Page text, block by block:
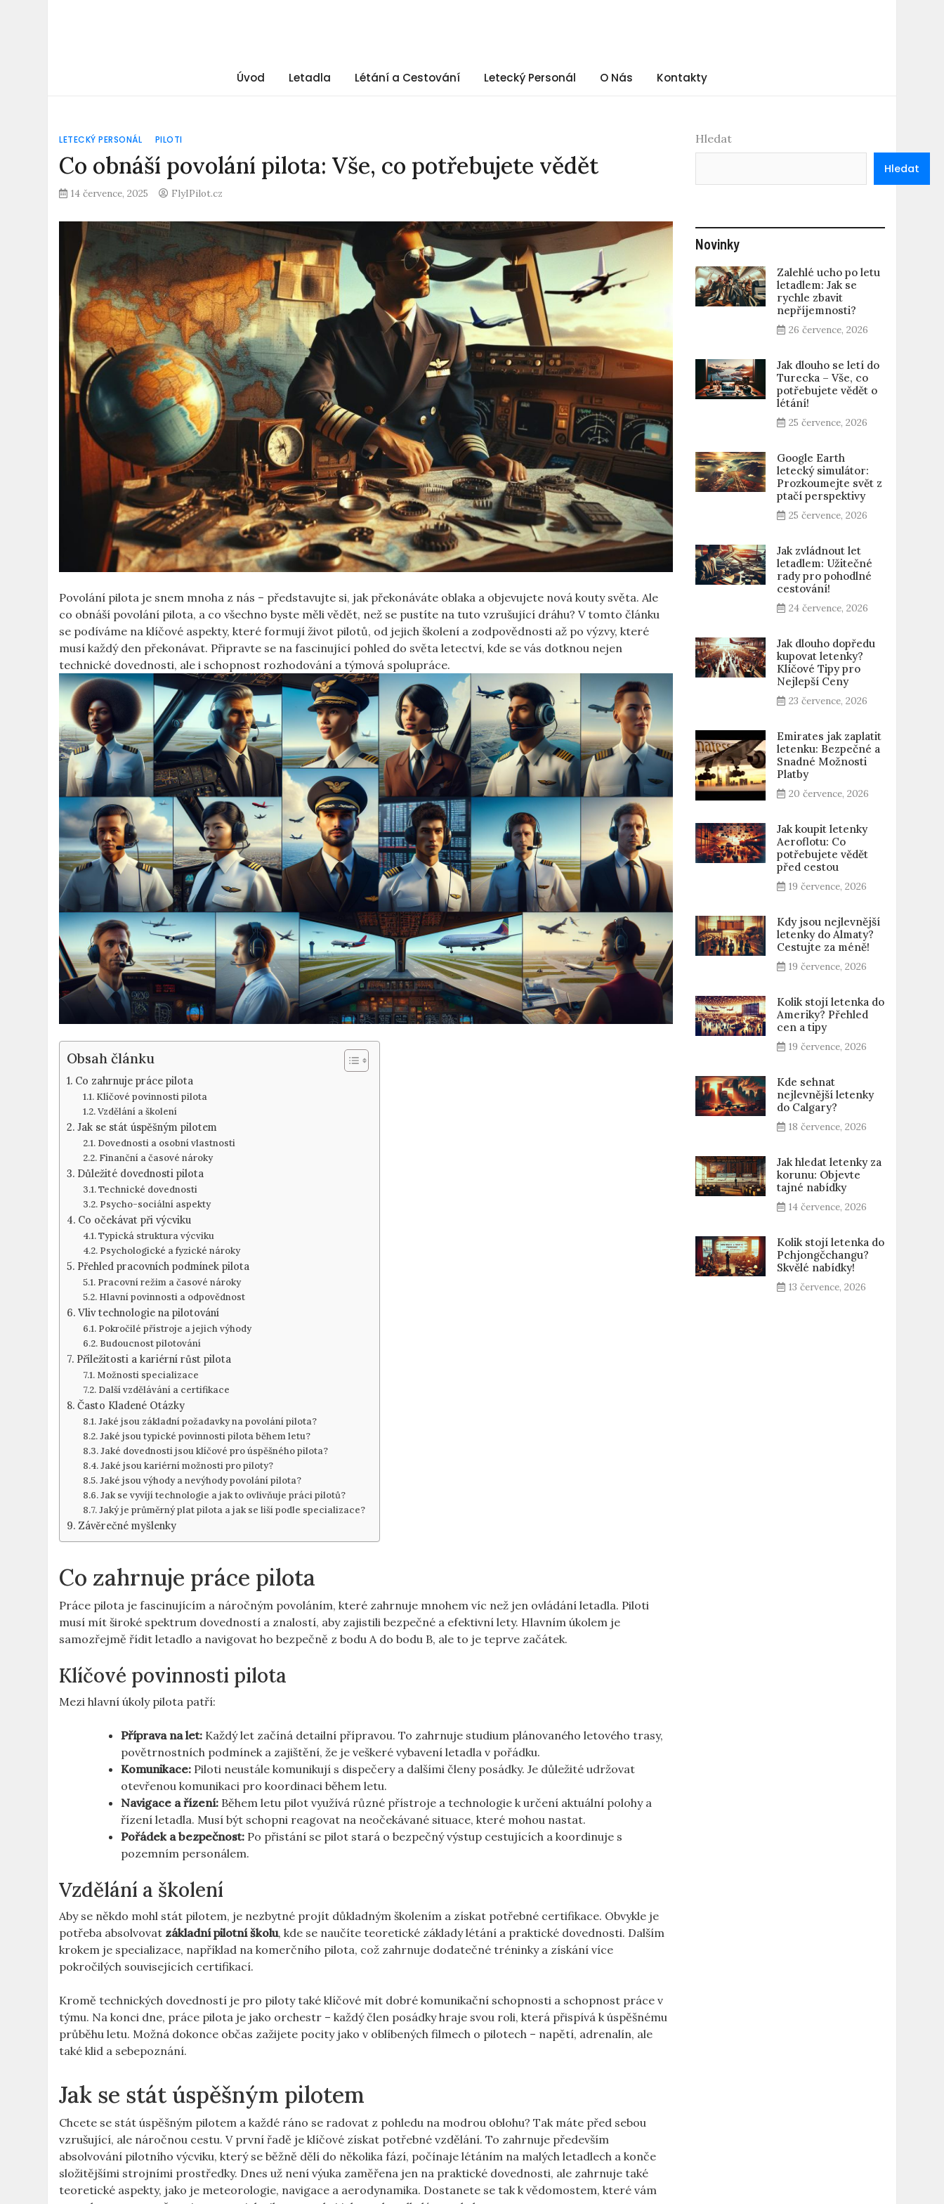
Úvod Letadla Létání a Cestování Letecký Personál O Nás Kontakty
LETECKÝ PERSONÁL PILOTI
Co obnáší povolání pilota: Vše, co potřebujete vědět
14 července, 2025 FlyIPilot.cz
Povolání pilota je snem mnoha z nás – představujte si, jak překonáváte oblaka a objevujete nová kouty světa. Ale
co obnáší povolání pilota, a co všechno byste měli vědět, než se pustíte na tuto vzrušující dráhu? V tomto článku
se podíváme na klíčové aspekty, které formují život pilotů, od jejich školení a zodpovědnosti až po výzvy, které
musí každý den překonávat. Připravte se na fascinující pohled do světa letectví, kde se vás dotknou nejen
technické dovednosti, ale i schopnost rozhodování a týmová spolupráce.
Obsah článku
Co zahrnuje práce pilota
Klíčové povinnosti pilota
Vzdělání a školení
Jak se stát úspěšným pilotem
Dovednosti a osobní vlastnosti
Finanční a časové nároky
Důležité dovednosti pilota
Technické dovednosti
Psycho-sociální aspekty
Co očekávat při výcviku
Typická struktura výcviku
Psychologické a fyzické nároky
Přehled pracovních podmínek pilota
Pracovní režim a časové nároky
Hlavní povinnosti a odpovědnost
Vliv technologie na pilotování
Pokročilé přístroje a jejich výhody
Budoucnost pilotování
Příležitosti a kariérní růst pilota
Možnosti specializace
Další vzdělávání a certifikace
Často Kladené Otázky
Jaké jsou základní požadavky na povolání pilota?
Jaké jsou typické povinnosti pilota během letu?
Jaké dovednosti jsou klíčové pro úspěšného pilota?
Jaké jsou kariérní možnosti pro piloty?
Jaké jsou výhody a nevýhody povolání pilota?
Jak se vyvíjí technologie a jak to ovlivňuje práci pilotů?
Jaký je průměrný plat pilota a jak se liší podle specializace?
Závěrečné myšlenky
Co zahrnuje práce pilota
Práce pilota je fascinujícím a náročným povoláním, které zahrnuje mnohem víc než jen ovládání letadla. Piloti
musí mít široké spektrum dovedností a znalostí, aby zajistili bezpečné a efektivní lety. Hlavním úkolem je
samozřejmě řídit letadlo a navigovat ho bezpečně z bodu A do bodu B, ale to je teprve začátek.
Klíčové povinnosti pilota
Mezi hlavní úkoly pilota patří:
Příprava na let: Každý let začíná detailní přípravou. To zahrnuje studium plánovaného letového trasy,
povětrnostních podmínek a zajištění, že je veškeré vybavení letadla v pořádku.
Komunikace: Piloti neustále komunikují s dispečery a dalšími členy posádky. Je důležité udržovat
otevřenou komunikaci pro koordinaci během letu.
Navigace a řízení: Během letu pilot využívá různé přístroje a technologie k určení aktuální polohy a
řízení letadla. Musí být schopni reagovat na neočekávané situace, které mohou nastat.
Pořádek a bezpečnost: Po přistání se pilot stará o bezpečný výstup cestujících a koordinuje s
pozemním personálem.
Vzdělání a školení
Aby se někdo mohl stát pilotem, je nezbytné projít důkladným školením a získat potřebné certifikace. Obvykle je
potřeba absolvovat základní pilotní školu, kde se naučíte teoretické základy létání a praktické dovednosti. Dalším
krokem je specializace, například na komerčního pilota, což zahrnuje dodatečné tréninky a získání více
pokročilých souvisejících certifikací.
Kromě technických dovedností je pro piloty také klíčové mít dobré komunikační schopnosti a schopnost práce v
týmu. Na konci dne, práce pilota je jako orchestr – každý člen posádky hraje svou roli, která přispívá k úspěšnému
průběhu letu. Možná dokonce občas zažijete pocity jako v oblíbených filmech o pilotech – napětí, adrenalín, ale
také klid a sebepoznání.
Jak se stát úspěšným pilotem
Chcete se stát úspěšným pilotem a každé ráno se radovat z pohledu na modrou oblohu? Tak máte před sebou
vzrušující, ale náročnou cestu. V první řadě je klíčové získat potřebné vzdělání. To zahrnuje především
absolvování pilotního výcviku, který se běžně dělí do několika fází, počínaje létáním na malých letadlech a konče
složitějšími strojními prostředky. Dnes už není výuka zaměřena jen na praktické dovednosti, ale zahrnuje také
teoretické aspekty, jako je meteorologie, navigace a aerodynamika. Dostanete se tak k vědomostem, které vám
Hledat
Hledat
Novinky
Zalehlé ucho po letu
letadlem: Jak se
rychle zbavit
nepříjemnosti?
26 července, 2026
Jak dlouho se letí do
Turecka – Vše, co
potřebujete vědět o
létání!
25 července, 2026
Google Earth
letecký simulátor:
Prozkoumejte svět z
ptačí perspektivy
25 července, 2026
Jak zvládnout let
letadlem: Užitečné
rady pro pohodlné
cestování!
24 července, 2026
Jak dlouho dopředu
kupovat letenky?
Klíčové Tipy pro
Nejlepší Ceny
23 července, 2026
Emirates jak zaplatit
letenku: Bezpečné a
Snadné Možnosti
Platby
20 července, 2026
Jak koupit letenky
Aeroflotu: Co
potřebujete vědět
před cestou
19 července, 2026
Kdy jsou nejlevnější
letenky do Almaty?
Cestujte za méně!
19 července, 2026
Kolik stojí letenka do
Ameriky? Přehled
cen a tipy
19 července, 2026
Kde sehnat
nejlevnější letenky
do Calgary?
18 července, 2026
Jak hledat letenky za
korunu: Objevte
tajné nabídky
14 července, 2026
Kolik stojí letenka do
Pchjongčchangu?
Skvělé nabídky!
13 července, 2026